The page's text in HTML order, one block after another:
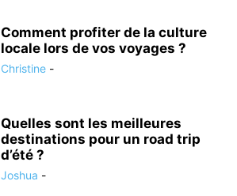
Comment profiter de la culture
locale lors de vos voyages ?
Christine -
Quelles sont les meilleures
destinations pour un road trip
d’été ?
Joshua -